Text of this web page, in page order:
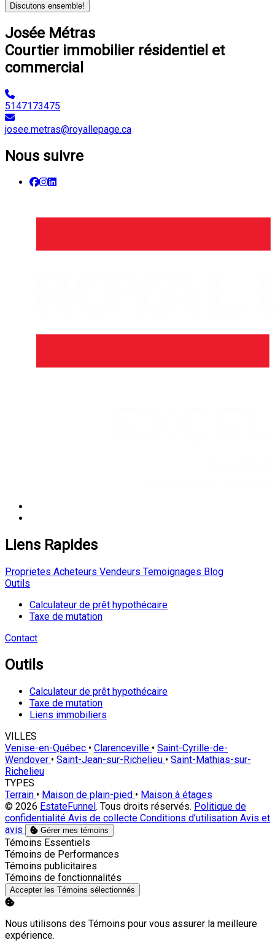
Discutons ensemble!
Josée Métras
Courtier immobilier résidentiel et
commercial
5147173475
josee.metras@royallepage.ca
Nous suivre
Liens Rapides
Proprietes Acheteurs Vendeurs Temoignages Blog
Outils
Calculateur de prêt hypothécaire
Taxe de mutation
Contact
Outils
Calculateur de prêt hypothécaire
Taxe de mutation
Liens immobiliers
VILLES
Venise-en-Québec • Clarenceville • Saint-Cyrille-de-
Wendover • Saint-Jean-sur-Richelieu • Saint-Mathias-sur-
Richelieu
TYPES
Terrain • Maison de plain-pied • Maison à étages
© 2026 EstateFunnel. Tous droits réservés. Politique de
confidentialité Avis de collecte Conditions d’utilisation Avis et
avis
Gérer mes témoins
Activer
Témoins Essentiels
Activer
Témoins de Performances
Activer
Témoins publicitaires
Activer
Témoins de fonctionnalités
Accepter les Témoins sélectionnés
Nous utilisons des Témoins pour vous assurer la meilleure
expérience.